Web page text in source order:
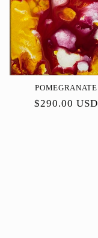
POMEGRANATE
Preço
$290.00 USD